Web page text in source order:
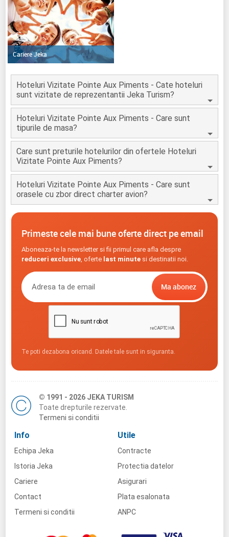
Cariere Jeka
Hoteluri Vizitate Pointe Aux Piments - Cate hoteluri
sunt vizitate de reprezentantii Jeka Turism?
Hoteluri Vizitate Pointe Aux Piments - Care sunt
tipurile de masa?
Care sunt preturile hotelurilor din ofertele Hoteluri
Vizitate Pointe Aux Piments?
Hoteluri Vizitate Pointe Aux Piments - Care sunt
orasele cu zbor direct charter avion?
Primeste cele mai bune oferte direct pe email
Aboneaza-te la newsletter si fii primul care afla despre
reduceri exclusive, oferte last minutesi destinatii noi.
Te poti dezabona oricand. Datele tale sunt in siguranta.
© 1991 - 2026 JEKA TURISM
Toate drepturile rezervate.
Termeni si conditii
Info
Echipa Jeka
Istoria Jeka
Cariere
Contact
Termeni si conditii
Utile
Contracte
Protectia datelor
Asigurari
Plata esalonata
ANPC